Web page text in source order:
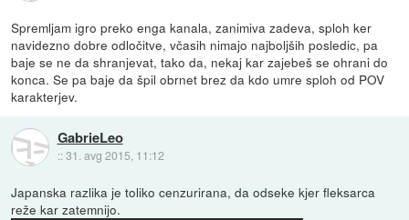
Spremljam igro preko enga kanala, zanimiva zadeva, sploh ker
navidezno dobre odločitve, včasih nimajo najboljših posledic, pa
baje se ne da shranjevat, tako da, nekaj kar zajebeš se ohrani do
konca. Se pa baje da špil obrnet brez da kdo umre sploh od POV
karakterjev.
GabrieLeo
::31. avg 2015, 11:12
Japanska razlika je toliko cenzurirana, da odseke kjer fleksarca
reže kar zatemnijo.